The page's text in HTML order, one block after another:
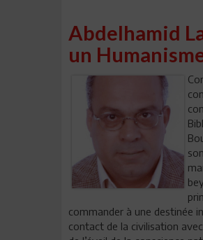
Abdelhamid
un
commander à une destinée
contact de la civilisation